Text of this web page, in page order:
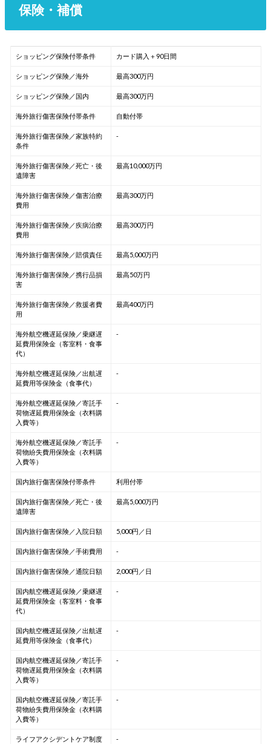
保険・補償
ショッピング保険付帯条件 カード購入＋90日間
ショッピング保険／海外 最高300万円
ショッピング保険／国内 最高300万円
海外旅行傷害保険付帯条件 自動付帯
海外旅行傷害保険／家族特約
条件
-
海外旅行傷害保険／死亡・後
遺障害
最高10,000万円
海外旅行傷害保険／傷害治療
費用
最高300万円
海外旅行傷害保険／疾病治療
費用
最高300万円
海外旅行傷害保険／賠償責任 最高5,000万円
海外旅行傷害保険／携行品損
害
最高50万円
海外旅行傷害保険／救援者費
用
最高400万円
海外航空機遅延保険／乗継遅
延費用保険金（客室料・食事
代）
-
海外航空機遅延保険／出航遅
延費用等保険金（食事代）
-
海外航空機遅延保険／寄託手
荷物遅延費用保険金（衣料購
入費等）
-
海外航空機遅延保険／寄託手
荷物紛失費用保険金（衣料購
入費等）
-
国内旅行傷害保険付帯条件 利用付帯
国内旅行傷害保険／死亡・後
遺障害
最高5,000万円
国内旅行傷害保険／入院日額 5,000円／日
国内旅行傷害保険／手術費用 -
国内旅行傷害保険／通院日額 2,000円／日
国内航空機遅延保険／乗継遅
延費用保険金（客室料・食事
代）
-
国内航空機遅延保険／出航遅
延費用等保険金（食事代）
-
国内航空機遅延保険／寄託手
荷物遅延費用保険金（衣料購
入費等）
-
国内航空機遅延保険／寄託手
荷物紛失費用保険金（衣料購
入費等）
-
ライフアクシデントケア制度
-